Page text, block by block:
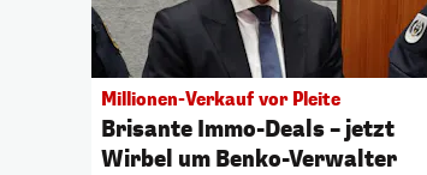
Millionen-Verkauf vor Pleite
Brisante Immo-Deals – jetzt
Wirbel um Benko-Verwalter